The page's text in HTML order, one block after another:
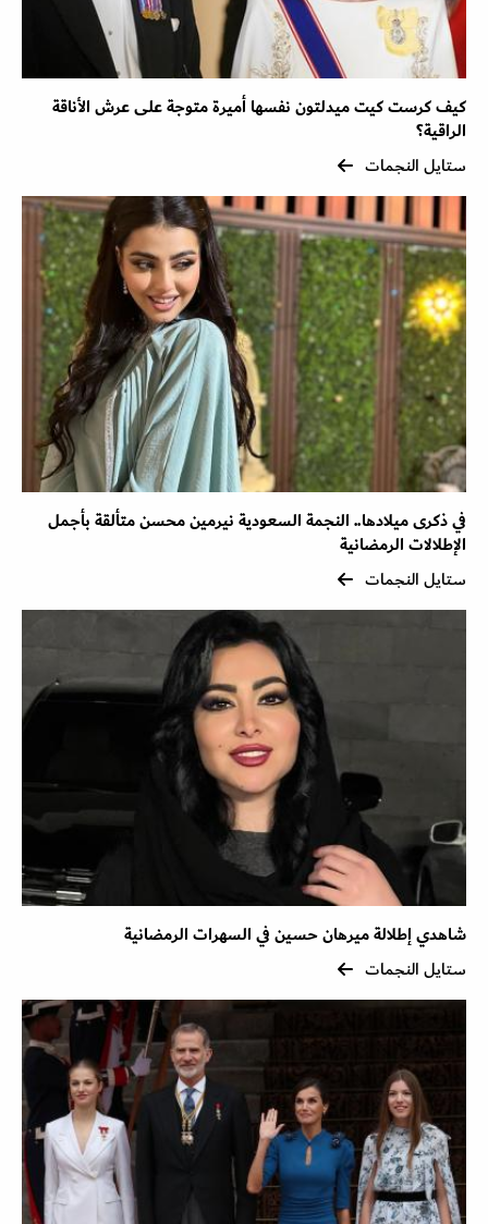
كيف كرست كيت ميدلتون نفسها أميرة متوجة على عرش الأناقة
الراقية؟
ستايل النجمات
في ذكرى ميلادها.. النجمة السعودية نيرمين محسن متألقة بأجمل
الإطلالات الرمضانية
ستايل النجمات
شاهدي إطلالة ميرهان حسين في السهرات الرمضانية
ستايل النجمات